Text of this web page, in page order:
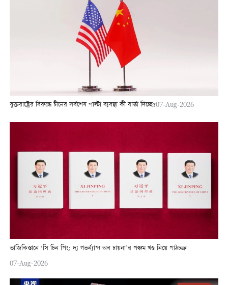
যুক্তরাষ্ট্রের বিরুদ্ধে চীনের সর্বশেষ পাল্টা ব্যবস্থা কী বার্তা দিচ্ছে?07-Aug-2026
তাজিকিস্তানে ‘সি চিন পিং: দ্য গভর্ন্যান্স অব চায়না’র পঞ্চম খণ্ড নিয়ে পাঠচক্র
07-Aug-2026